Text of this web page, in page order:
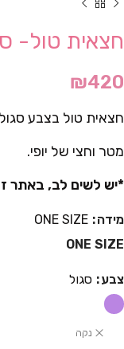
חצאית טול-
₪420
חצאית טול בצבע
מטר וחצי של יופי.
*יש לשים לב, באתר
מידה
ONE SIZE
ONE SIZE
צבע סגול
נקה